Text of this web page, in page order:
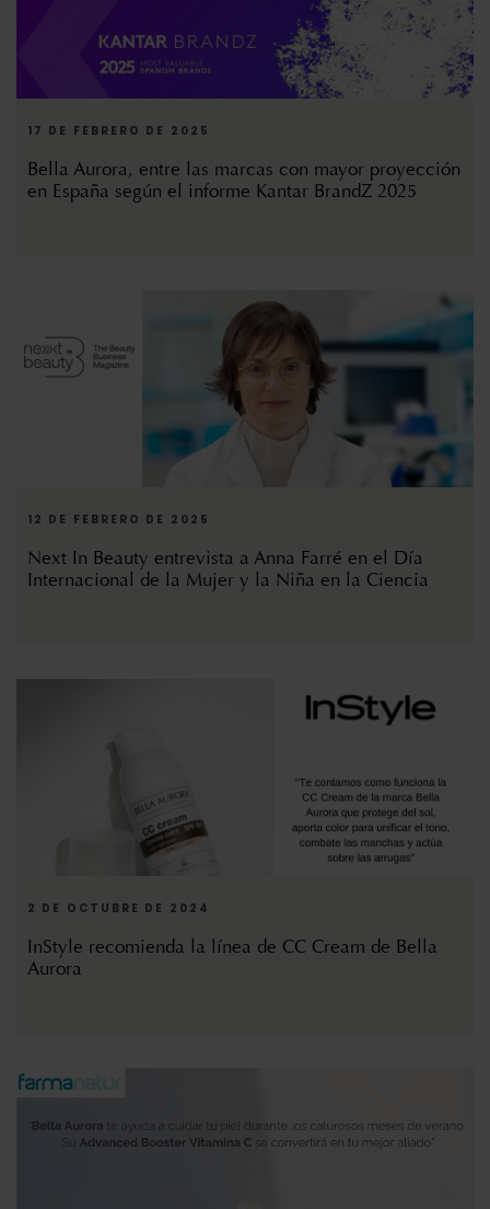
17 DE FEBRERO DE 2025
Bella Aurora, entre las marcas con mayor proyección
en España según el informe Kantar BrandZ 2025
12 DE FEBRERO DE 2025
Next In Beauty entrevista a Anna Farré en el Día
Internacional de la Mujer y la Niña en la Ciencia
2 DE OCTUBRE DE 2024
InStyle recomienda la línea de CC Cream de Bella
Aurora